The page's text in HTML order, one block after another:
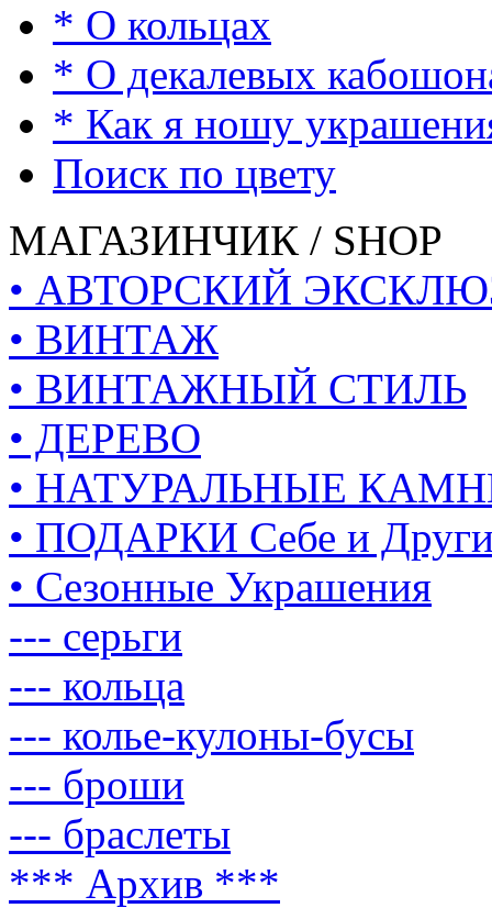
* О кольцах
* О декалевых
* Как я ношу
Поиск по цвету
МАГАЗИНЧИК / SHOP
• АВТОРСКИЙ
• ВИНТАЖ
• ВИНТАЖНЫЙ СТИЛЬ
• ДЕРЕВО
• НАТУРАЛЬНЫЕ
• ПОДАРКИ Себе и
• Сезонные Украшения
--- серьги
--- кольца
--- колье-кулоны-бусы
--- броши
--- браслеты
*** Архив ***